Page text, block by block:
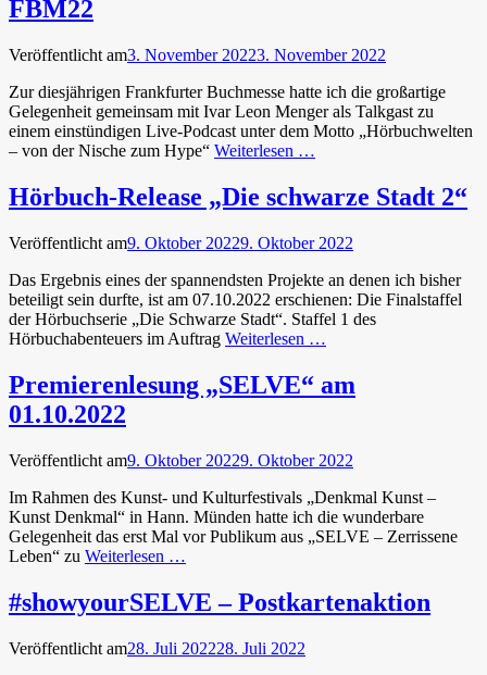
FBM22
Veröffentlicht am3. November 20223. November 2022
Zur diesjährigen Frankfurter Buchmesse hatte ich die großartige
Gelegenheit gemeinsam mit Ivar Leon Menger als Talkgast zu
einem einstündigen Live-Podcast unter dem Motto „Hörbuchwelten
– von der Nische zum Hype“ Weiterlesen …
Hörbuch-Release „Die schwarze Stadt 2“
Veröffentlicht am9. Oktober 20229. Oktober 2022
Das Ergebnis eines der spannendsten Projekte an denen ich bisher
beteiligt sein durfte, ist am 07.10.2022 erschienen: Die Finalstaffel
der Hörbuchserie „Die Schwarze Stadt“. Staffel 1 des
Hörbuchabenteuers im Auftrag Weiterlesen …
Premierenlesung „SELVE“ am
01.10.2022
Veröffentlicht am9. Oktober 20229. Oktober 2022
Im Rahmen des Kunst- und Kulturfestivals „Denkmal Kunst –
Kunst Denkmal“ in Hann. Münden hatte ich die wunderbare
Gelegenheit das erst Mal vor Publikum aus „SELVE – Zerrissene
Leben“ zu Weiterlesen …
#showyourSELVE – Postkartenaktion
Veröffentlicht am28. Juli 202228. Juli 2022